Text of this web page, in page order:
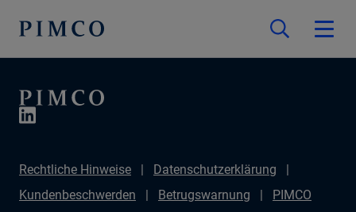
Rechtliche Hinweise
Datenschutzerklärung
Kundenbeschwerden
Betrugswarnung
PIMCO